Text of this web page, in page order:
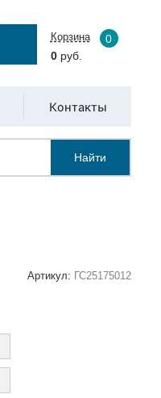
Корзина
0
0руб.
Контакты
Найти
Артикул: ГС25175012